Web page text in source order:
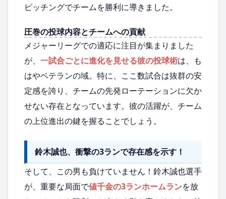
ピッチングでチームを勝利に導きました。
圧巻の投球内容とチームへの貢献
メジャーリーグでの適応に注目が集まりました
が、 一試合ごとに進化を見せる彼の投球術は、も
はやベテランの域。特に、ここ数試合は抜群の安
定感を誇り、チームの先発ローテーションに欠か
せない存在となっています。彼の活躍が、チーム
の上位進出の鍵を握ることでしょう。
鈴木誠也、衝撃の3ランで存在感を示す！
そして、この男も負けていません！鈴木誠也選手
が、重要な局面で値千金の3ランホームランを放